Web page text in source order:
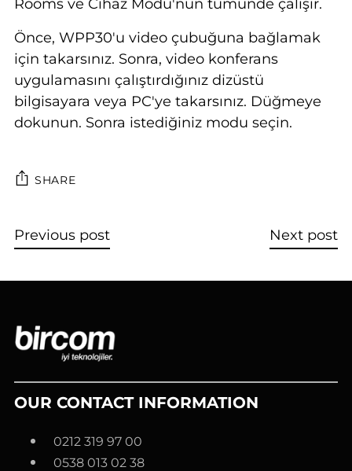
Önce, WPP30'u video çubuğuna bağlamak
için takarsınız. Sonra, video konferans
uygulamasını çalıştırdığınız dizüstü
bilgisayara veya PC'ye takarsınız. Düğmeye
dokunun. Sonra istediğiniz modu seçin.
SHARE
Previous post Next post
OUR CONTACT INFORMATION
0212 319 97 00
0538 013 02 38